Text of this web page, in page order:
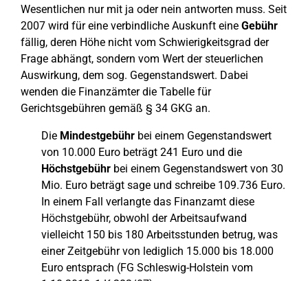
Wesentlichen nur mit ja oder nein antworten muss. Seit
2007 wird für eine verbindliche Auskunft eine Gebühr
fällig, deren Höhe nicht vom Schwierigkeitsgrad der
Frage abhängt, sondern vom Wert der steuerlichen
Auswirkung, dem sog. Gegenstandswert. Dabei
wenden die Finanzämter die Tabelle für
Gerichtsgebühren gemäß § 34 GKG an.
Die Mindestgebühr bei einem Gegenstandswert
von 10.000 Euro beträgt 241 Euro und die
Höchstgebühr bei einem Gegenstandswert von 30
Mio. Euro beträgt sage und schreibe 109.736 Euro.
In einem Fall verlangte das Finanzamt diese
Höchstgebühr, obwohl der Arbeitsaufwand
vielleicht 150 bis 180 Arbeitsstunden betrug, was
einer Zeitgebühr von lediglich 15.000 bis 18.000
Euro entsprach (FG Schleswig-Holstein vom